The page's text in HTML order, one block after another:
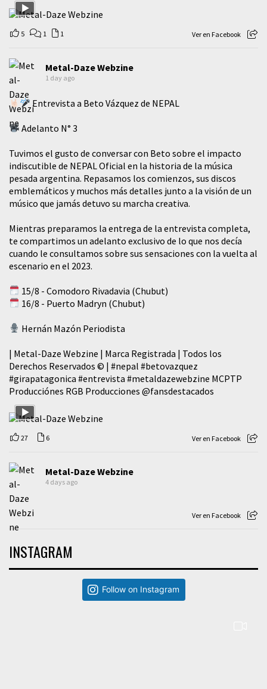
5 1 1 Ver en Facebook
Metal-Daze Webzine
1 day ago
Entrevista a Beto Vázquez de NEPAL
Adelanto N° 3
Tuvimos el gusto de conversar con Beto sobre el impacto
indiscutible de NEPAL Oficial en la historia de la música
pesada argentina. Repasamos los comienzos, sus discos
emblemáticos y muchos más detalles junto a la visión de un
músico que jamás detuvo su marcha creativa.
Mientras preparamos la entrega de la entrevista completa,
te compartimos un adelanto exclusivo de lo que nos decía
cuando le consultamos sobre sus sensaciones con la vuelta al
escenario en el 2023.
15/8 - Comodoro Rivadavia (Chubut)
16/8 - Puerto Madryn (Chubut)
Hernán Mazón Periodista
| Metal-Daze Webzine | Marca Registrada | Todos los
Derechos Reservados © | #nepal #betovazquez
#girapatagonica #entrevista #metaldazewebzine MCPTP
Producciónes RGB Producciones @fansdestacados
27 6 Ver en Facebook
Metal-Daze Webzine
4 days ago
Ver en Facebook
INSTAGRAM
Follow on Instagram